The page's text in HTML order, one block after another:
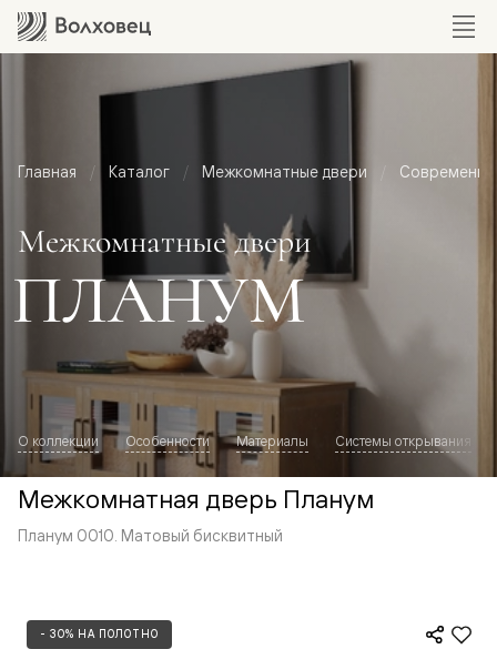
Главная Каталог Межкомнатные двери
Межкомнатные двери
ПЛАНУМ
О коллекции Особенности Материалы Системы открывания
Межкомнатная дверь Планум
Планум 0010. Матовый бисквитный
- 30% НА ПОЛОТНО